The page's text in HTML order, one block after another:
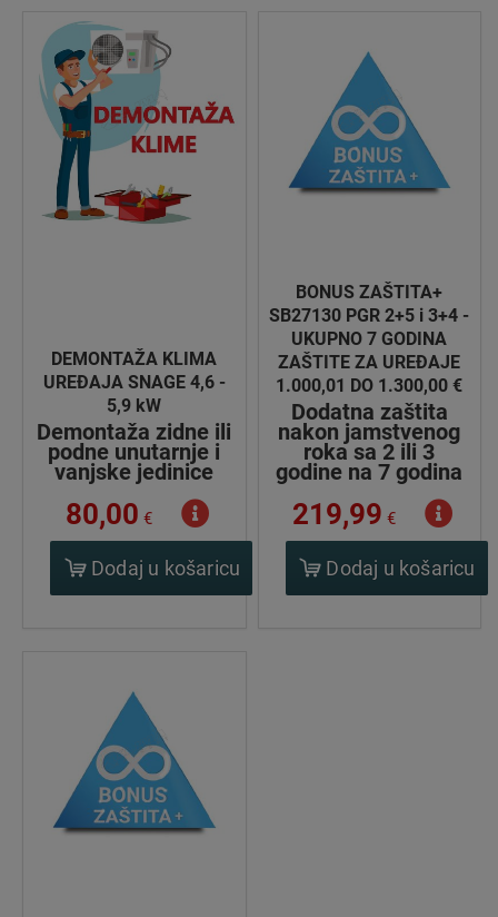
DEMONTAŽA KLIMA
UREĐAJA SNAGE 4,6 -
5,9 kW
Demontaža zidne ili
podne unutarnje i
vanjske jedinice
80,00 €
Dodaj u košaricu
BONUS ZAŠTITA+
SB27130 PGR 2+5 i 3+4 -
UKUPNO 7 GODINA
ZAŠTITE ZA UREĐAJE
1.000,01 DO 1.300,00 €
Dodatna zaštita
nakon jamstvenog
roka sa 2 ili 3
godine na 7 godina
219,99 €
Dodaj u košaricu